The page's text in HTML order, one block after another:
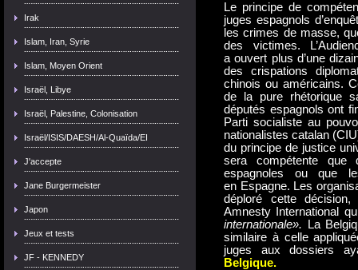
Irak
Islam, Iran, Syrie
Islam, Moyen Orient
Israël, Libye
Israël, Palestine, Colonisation
Israël/ISIS/DAESH/Al-Quaïda/EI
J'accepte
Jane Burgermeister
Japon
Jeux et tests
JF - KENNEDY
Le principe de
juges espagnols
les crimes de masse,
des victimes.
a ouvert plus d’une
des crispations
chinois ou américains.
de la pure rhétorique
députés espagnols ont
Parti socialiste au
nationalistes catalan
du principe de justice
sera compétente
espagnoles ou que
en Espagne. Les
déploré cette
Amnesty International
internationale». La
similaire à celle
juges aux dossiers
Belgique.